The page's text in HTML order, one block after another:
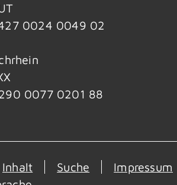
0024 0049 02
0077 0201 88
Inhalt Suche Impressum